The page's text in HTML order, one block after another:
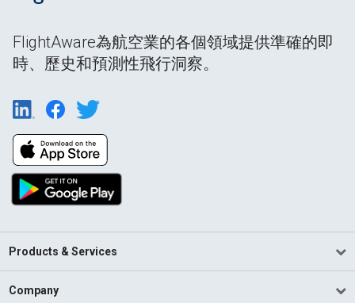
FlightAware為航空業的各個領域提供準確的即
時、歷史和預測性飛行洞察。
Products & Services
Company